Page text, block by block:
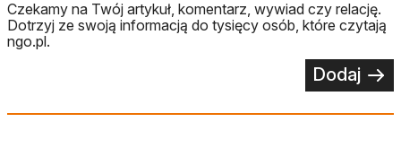
Czekamy na Twój artykuł, komentarz, wywiad czy relację.
Dotrzyj ze swoją informacją do tysięcy osób, które czytają
ngo.pl.
Dodaj